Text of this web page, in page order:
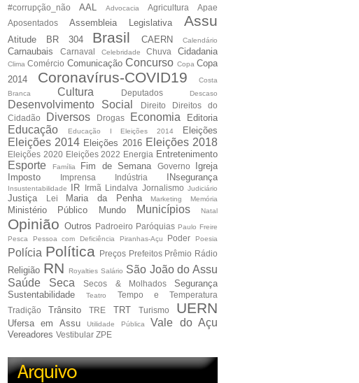
#corrupção_não AAL Advocacia Agricultura
Apae
Aposentados
Assembleia Legislativa Assu
Atitude BR 304 Brasil CAERN Calendário
Carnaubais Carnaval Celebridade Chuva Cidadania
Clima Comércio Comunicação Concurso Copa Copa
2014
Coronavírus-COVID19
Costa
Branca
Cultura Deputados Descaso
Desenvolvimento Social Direito
Direitos do
Cidadão
Diversos Drogas Economia Editoria
Educação Educação I Eleições 2014 Eleições
Eleições 2014 Eleições 2016 Eleições 2018
Eleições 2020 Eleições 2022 Energia Entretenimento
Esporte Família Fim de Semana Governo
Igreja
Imposto
Imprensa Indústria INsegurança
Insustentabilidade IR Irmã Lindalva Jornalismo Judiciário
Justiça Lei Maria da Penha Marketing Memória
Ministério Público Mundo Municípios Natal
Opinião Outros Padroeiro Paróquias Paulo Freire
Pesca
Pessoa com Deficiência Piranhas-Açu Poder Poesia
Polícia Política Preços Prefeitos Prêmio Rádio
Religião RN Royalties Salário São João do Assu
Saúde
Seca Secos & Molhados
Segurança
Sustentabilidade
Teatro
Tempo e Temperatura
Tradição
Trânsito TRE TRT Turismo UERN
Ufersa em Assu Utilidade Pública Vale do Açu
Vereadores Vestibular ZPE